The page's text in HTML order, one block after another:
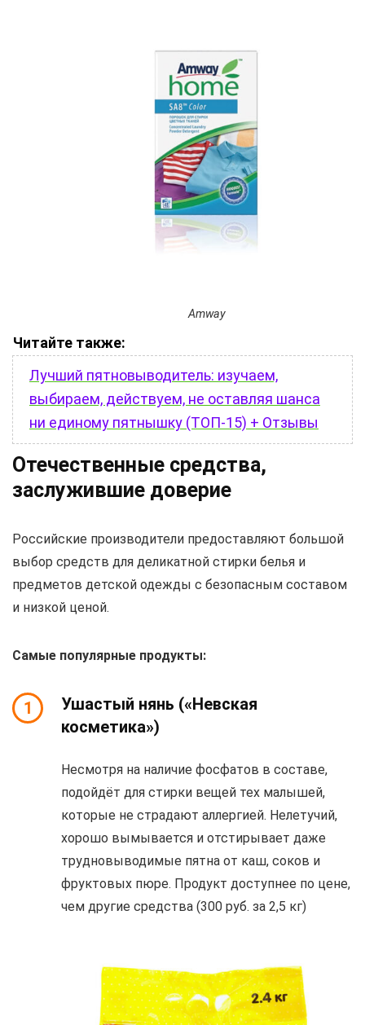
Amway
Читайте также:
Лучший пятновыводитель: изучаем,
выбираем, действуем, не оставляя шанса
ни единому пятнышку (ТОП-15) + Отзывы
Отечественные средства,
заслужившие доверие
Российские производители предоставляют большой
выбор средств для деликатной стирки белья и
предметов детской одежды с безопасным составом
и низкой ценой.
Самые популярные продукты:
1 Ушастый нянь («Невская
косметика»)
Несмотря на наличие фосфатов в составе,
подойдёт для стирки вещей тех малышей,
которые не страдают аллергией. Нелетучий,
хорошо вымывается и отстирывает даже
трудновыводимые пятна от каш, соков и
фруктовых пюре. Продукт доступнее по цене,
чем другие средства (300 руб. за 2,5 кг)